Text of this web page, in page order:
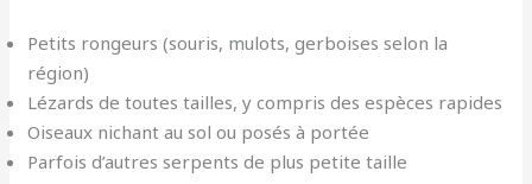
Petits rongeurs (souris, mulots, gerboises selon la
région)
Lézards de toutes tailles, y compris des espèces rapides
Oiseaux nichant au sol ou posés à portée
Parfois d’autres serpents de plus petite taille